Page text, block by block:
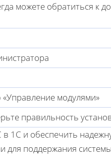
можете обратиться к
модулями»
правильность
в 1С и обеспечить
для поддержания